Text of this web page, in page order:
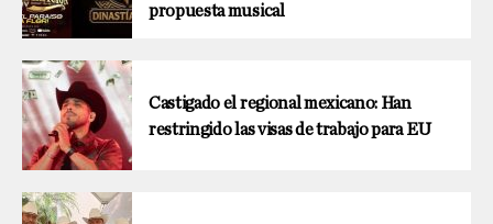
propuesta musical
Castigado el regional mexicano: Han
restringido las visas de trabajo para EU